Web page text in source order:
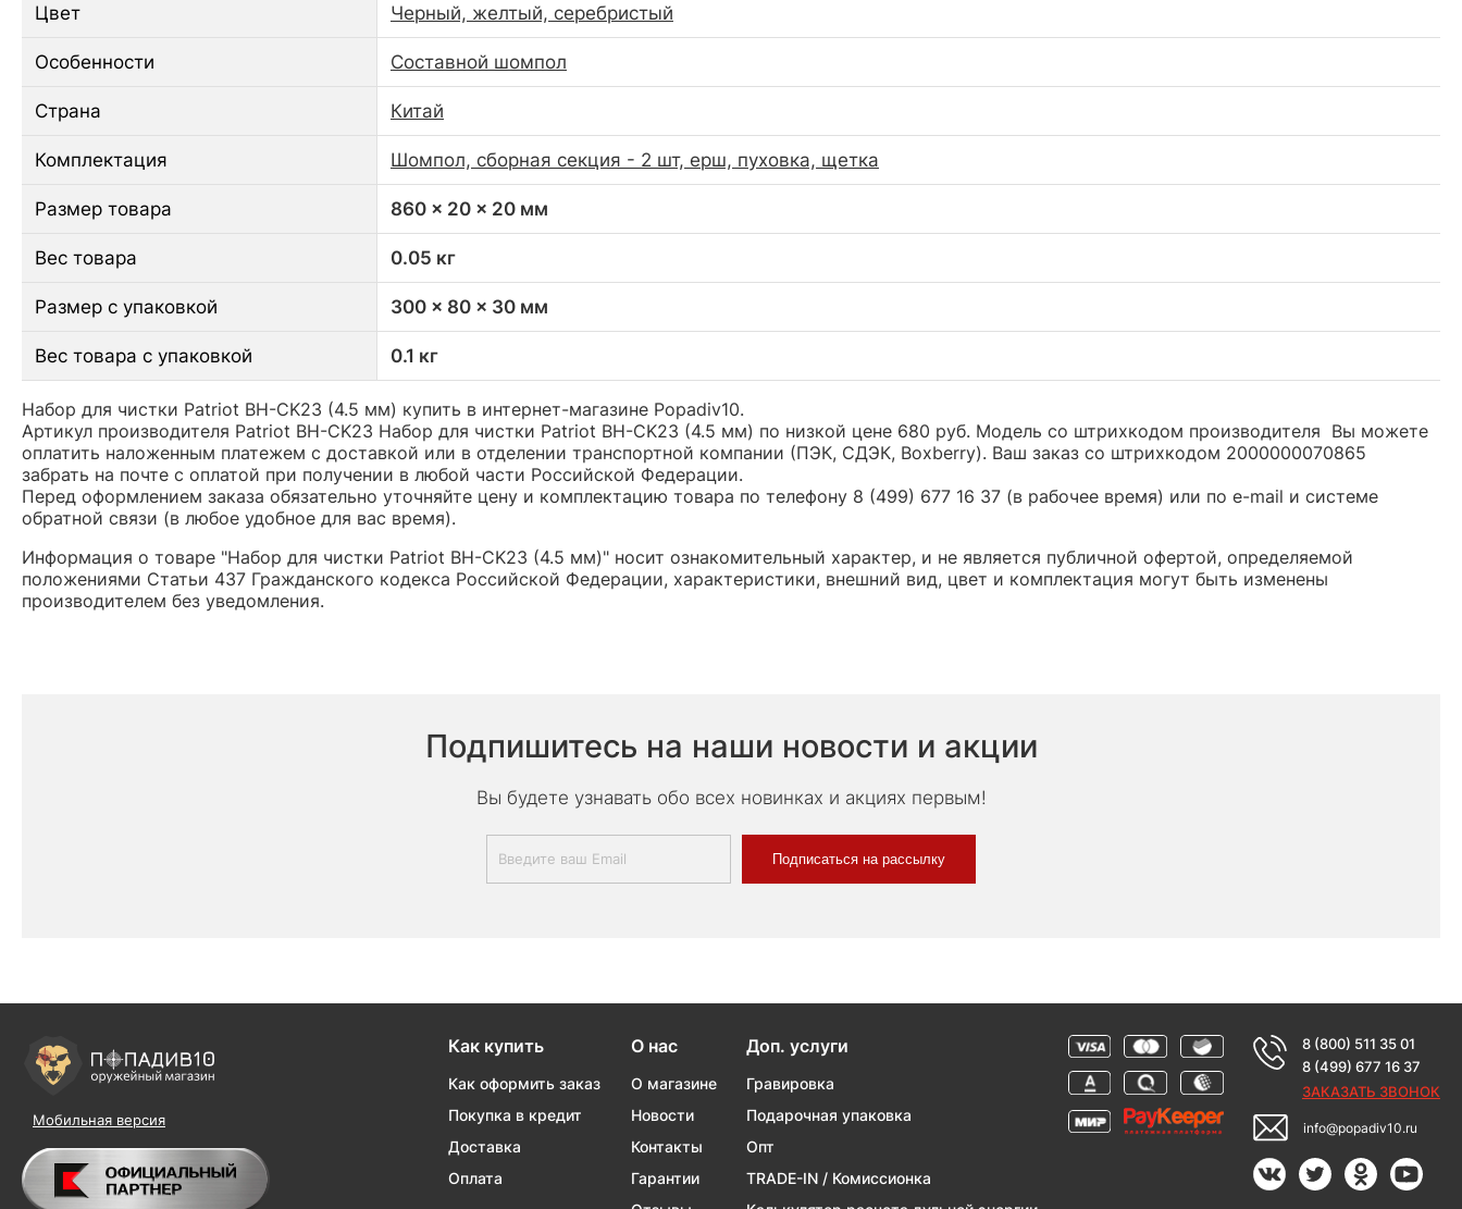
Цвет Черный, желтый, серебристый
Особенности Составной шомпол
Страна Китай
Комплектация Шомпол, сборная секция - 2 шт, ерш, пуховка, щетка
Размер товара 860 x 20 x 20 мм
Вес товара 0.05 кг
Размер с упаковкой 300 x 80 x 30 мм
Вес товара с упаковкой 0.1 кг
Набор для чистки Patriot BH-CK23 (4.5 мм) купить в интернет-магазине Popadiv10.
Артикул производителя Patriot BH-CK23 Набор для чистки Patriot BH-CK23 (4.5 мм) по низкой цене 680 руб. Модель со штрихкодом производителя Вы можете
оплатить наложенным платежем с доставкой или в отделении транспортной компании (ПЭК, СДЭК, Boxberry). Ваш заказ со штрихкодом 2000000070865
забрать на почте с оплатой при получении в любой части Российской Федерации.
Перед оформлением заказа обязательно уточняйте цену и комплектацию товара по телефону 8 (499) 677 16 37 (в рабочее время) или по e-mail и системе
обратной связи (в любое удобное для вас время).
Информация о товаре "Набор для чистки Patriot BH-CK23 (4.5 мм)" носит ознакомительный характер, и не является публичной офертой, определяемой
положениями Статьи 437 Гражданского кодекса Российской Федерации, характеристики, внешний вид, цвет и комплектация могут быть изменены
производителем без уведомления.
Подпишитесь на наши новости и акции
Вы будете узнавать обо всех новинках и акциях первым!
Подписаться на рассылку
Мобильная версия
Как купить
Как оформить заказ
Покупка в кредит
Доставка
Оплата
О нас
О магазине
Новости
Контакты
Гарантии
Доп. услуги
Гравировка
Подарочная упаковка
Опт
TRADE-IN / Комиссионка
8 (800) 511 35 01
8 (499) 677 16 37
ЗАКАЗАТЬ ЗВОНОК
info@popadiv10.ru